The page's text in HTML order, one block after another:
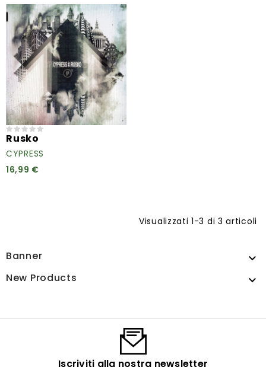
Rusko
CYPRESS
16,99 €
Visualizzati 1-3 di 3 articoli
Banner 
New Products 
Iscriviti alla nostra newsletter